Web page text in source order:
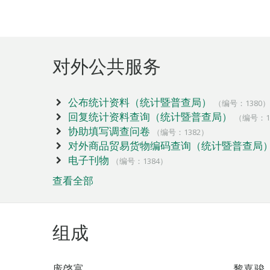
对外公共服务
公布统计资料（统计暨普查局） （编号：1380）
回复统计资料查询（统计暨普查局） （编号：
协助填写调查问卷 （编号：1382）
对外商品贸易货物编码查询（统计暨普查局）
电子刊物 （编号：1384）
查看全部
组成